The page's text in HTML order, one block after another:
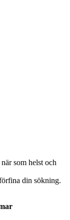
som helst och
din sökning.